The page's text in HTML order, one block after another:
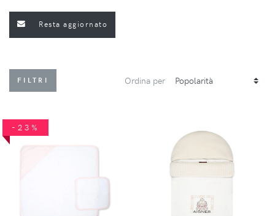
Resta aggiornato
FILTRI Ordina per
-23%